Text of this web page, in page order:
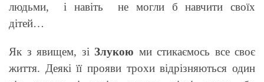
людьми, і навіть не могли б навчити своїх
дітей…
Як з явищем, зі Злукою ми стикаємось все своє
життя. Деякі її прояви трохи відрізняються один